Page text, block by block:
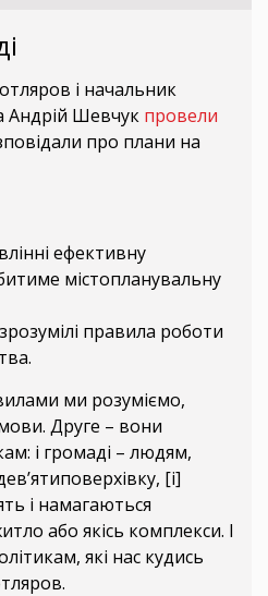
і начальник
Андрій Шевчук провели
про плани на
ефективну
містопланувальну
правила роботи
ми розуміємо,
Друге – вони
і громаді – людям,
[і]
і намагаються
або якісь комплекси. І
які нас кудись